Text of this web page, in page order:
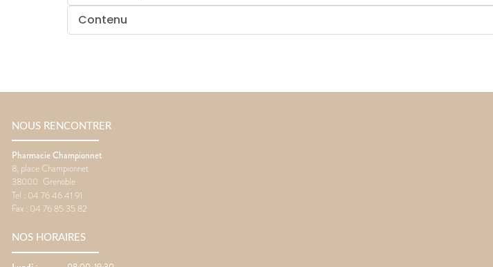
Contenu
NOUS RENCONTRER
Pharmacie Championnet
8, place Championnet
38000 Grenoble
Tel : 04 76 46 41 91
Fax : 04 76 85 35 82
NOS HORAIRES